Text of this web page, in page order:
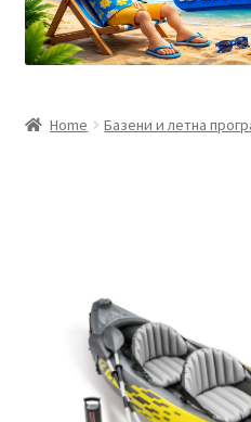
Privacy Policy
Мој профил
Рекламации и замена на
Home Базени и летна